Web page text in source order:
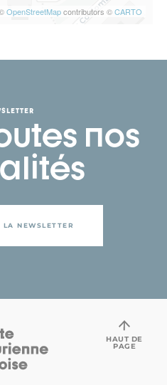
OpenStreetMapcontributors ©CARTO
nos
NEWSLETTER
HAUT DE
PAGE